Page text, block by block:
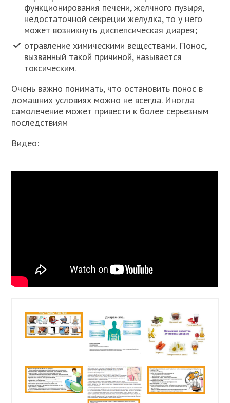
функционирования печени, желчного пузыря,
недостаточной секреции желудка, то у него
может возникнуть диспепсическая диарея;
отравление химическими веществами. Понос,
вызванный такой причиной, называется
токсическим.
Очень важно понимать, что остановить понос в
домашних условиях можно не всегда. Иногда
самолечение может привести к более серьезным
последствиям
Видео: